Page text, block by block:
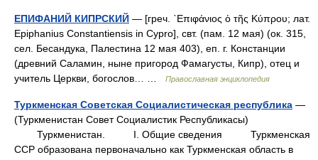
ЕПИФАНИЙ КИПРСКИЙ — [греч. ᾿Επιφάνιος ὁ τῆς Κύπρου; лат.
Epiphanius Constantiensis in Cypro], свт. (пам. 12 мая) (ок. 315,
сел. Бесандука, Палестина 12 мая 403), еп. г. Констанции
(древний Саламин, ныне пригород Фамагусты, Кипр), отец и
учитель Церкви, богослов… …
Православная энциклопедия
Туркменская Советская Социалистическая республика —
(Туркменистан Совет Социалистик Республикасы)
Туркменистан. I. Общие сведения Туркменская
ССР образована первоначально как Туркменская область в